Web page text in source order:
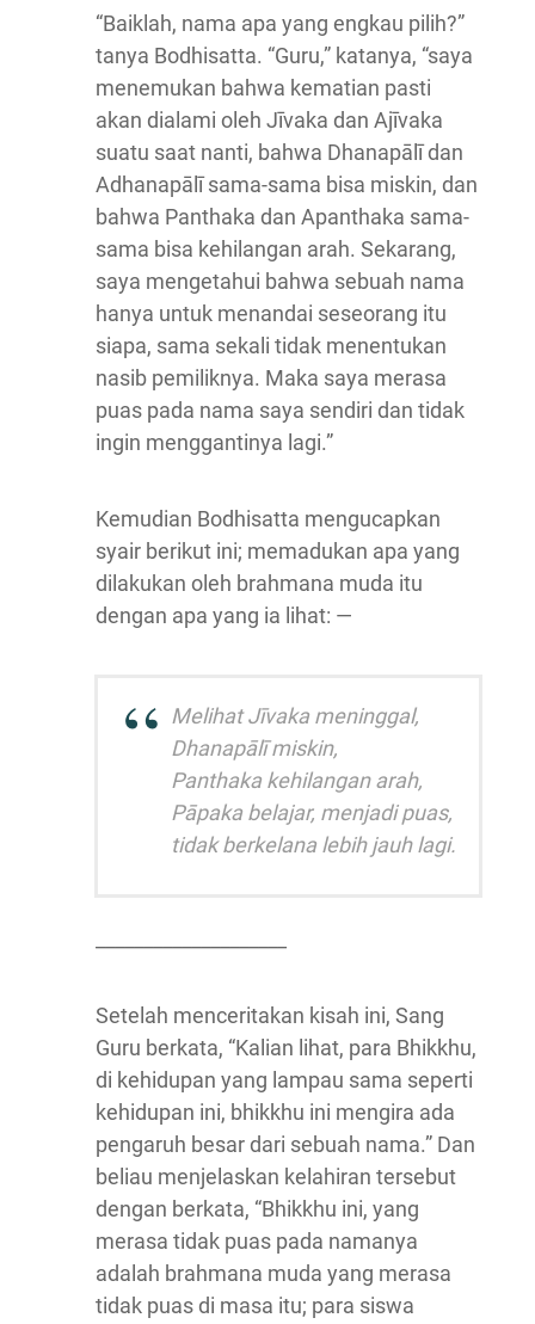
“Baiklah, nama apa yang engkau pilih?”
tanya Bodhisatta. “Guru,” katanya, “saya
menemukan bahwa kematian pasti
akan dialami oleh Jīvaka dan Ajīvaka
suatu saat nanti, bahwa Dhanapālī dan
Adhanapālī sama-sama bisa miskin, dan
bahwa Panthaka dan Apanthaka sama-
sama bisa kehilangan arah. Sekarang,
saya mengetahui bahwa sebuah nama
hanya untuk menandai seseorang itu
siapa, sama sekali tidak menentukan
nasib pemiliknya. Maka saya merasa
puas pada nama saya sendiri dan tidak
ingin menggantinya lagi.”
Kemudian Bodhisatta mengucapkan
syair berikut ini; memadukan apa yang
dilakukan oleh brahmana muda itu
dengan apa yang ia lihat: —
Melihat Jīvaka meninggal,
Dhanapālī miskin,
Panthaka kehilangan arah,
Pāpaka belajar, menjadi puas,
tidak berkelana lebih jauh lagi.
Setelah menceritakan kisah ini, Sang
Guru berkata, “Kalian lihat, para Bhikkhu,
di kehidupan yang lampau sama seperti
kehidupan ini, bhikkhu ini mengira ada
pengaruh besar dari sebuah nama.” Dan
beliau menjelaskan kelahiran tersebut
dengan berkata, “Bhikkhu ini, yang
merasa tidak puas pada namanya
adalah brahmana muda yang merasa
tidak puas di masa itu; para siswa